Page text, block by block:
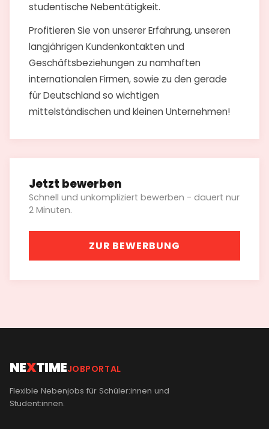
studentische Nebentätigkeit.
Profitieren Sie von unserer Erfahrung, unseren
langjährigen Kundenkontakten und
Geschäftsbeziehungen zu namhaften
internationalen Firmen, sowie zu den gerade
für Deutschland so wichtigen
mittelständischen und kleinen Unternehmen!
Jetzt bewerben
Schnell und unkompliziert bewerben - dauert nur
2 Minuten.
ZUR BEWERBUNG
NEXTIMEJOBPORTAL
Flexible Nebenjobs für Schüler:innen und
Student:innen.